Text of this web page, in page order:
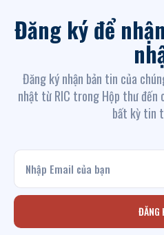
Đăng ký để
Đăng ký nhận bản tin của
nhật từ RIC trong Hộp thư đến
bất kỳ tin
ĐĂNG